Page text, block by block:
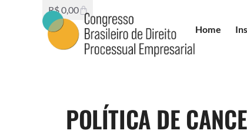
R$0,00
Home
POLÍTICA DE